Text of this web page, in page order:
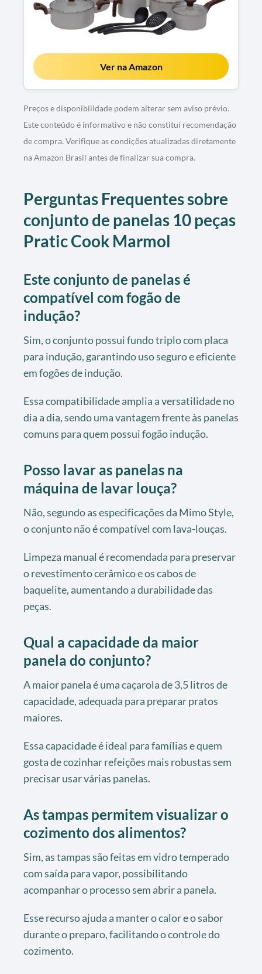
Ver na Amazon
Preços e disponibilidade podem alterar sem aviso prévio.
Este conteúdo é informativo e não constitui recomendação
de compra. Verifique as condições atualizadas diretamente
na Amazon Brasil antes de finalizar sua compra.
Perguntas Frequentes sobre
conjunto de panelas 10 peças
Pratic Cook Marmol
Este conjunto de panelas é
compatível com fogão de
indução?
Sim, o conjunto possui fundo triplo com placa
para indução, garantindo uso seguro e eficiente
em fogões de indução.
Essa compatibilidade amplia a versatilidade no
dia a dia, sendo uma vantagem frente às panelas
comuns para quem possui fogão indução.
Posso lavar as panelas na
máquina de lavar louça?
Não, segundo as especificações da Mimo Style,
o conjunto não é compatível com lava-louças.
Limpeza manual é recomendada para preservar
o revestimento cerâmico e os cabos de
baquelite, aumentando a durabilidade das
peças.
Qual a capacidade da maior
panela do conjunto?
A maior panela é uma caçarola de 3,5 litros de
capacidade, adequada para preparar pratos
maiores.
Essa capacidade é ideal para famílias e quem
gosta de cozinhar refeições mais robustas sem
precisar usar várias panelas.
As tampas permitem visualizar o
cozimento dos alimentos?
Sim, as tampas são feitas em vidro temperado
com saída para vapor, possibilitando
acompanhar o processo sem abrir a panela.
Esse recurso ajuda a manter o calor e o sabor
durante o preparo, facilitando o controle do
cozimento.